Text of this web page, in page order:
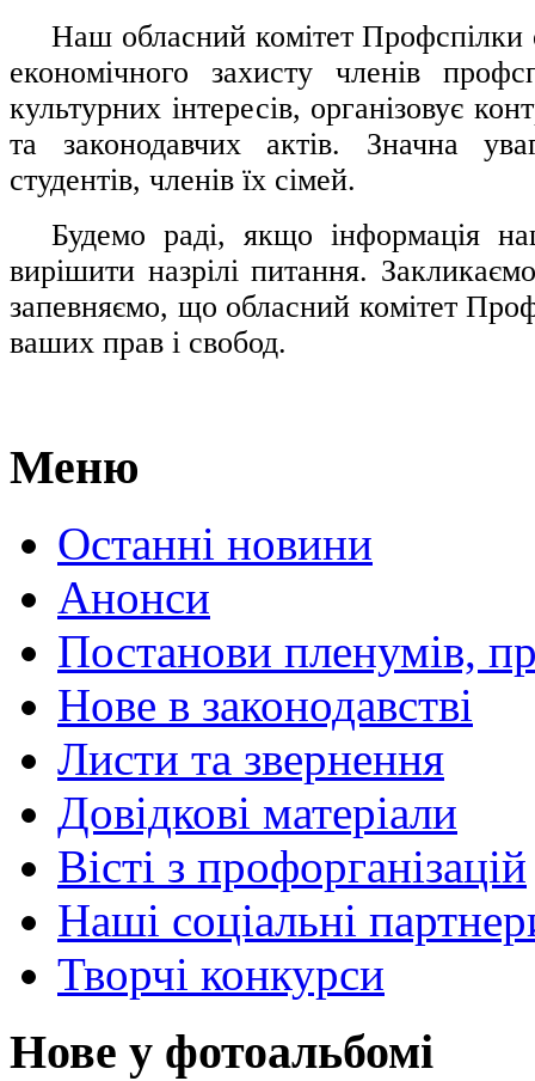
Наш обласний комітет Профспілки
економічного захисту членів
культурних інтересів, організовує
та законодавчих актів. Значна
студентів, членів їх сімей.
Будемо раді, якщо інформація
вирішити назрілі питання.
запевняємо, що обласний комітет
ваших прав і свобод.
Меню
Останні новини
Анонси
Постанови пленумів,
Нове в законодавстві
Листи та звернення
Довідкові матеріали
Вісті з профорганізацій
Наші соціальні
Творчі конкурси
Нове у фотоальбомі